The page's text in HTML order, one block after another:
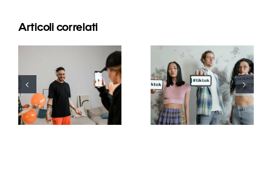
Articoli correlati
Le 21
domande
più cercate
sulle reti
sociali
Migliori app
di editing
video per
creare
capolavori